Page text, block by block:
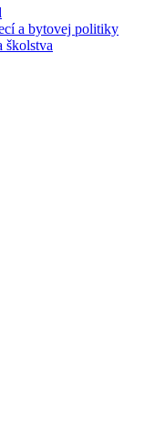
a bytovej politiky
školstva